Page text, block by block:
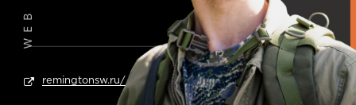
remingtonsw.ru/